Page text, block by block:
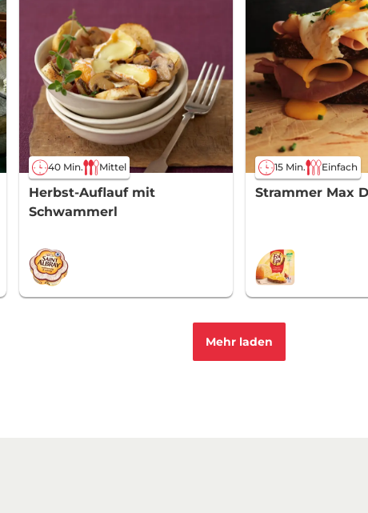
40 Min. Mittel
Herbst-Auflauf mit
Schwammerl
15 Min. Einfach
Strammer Max
Mehr laden